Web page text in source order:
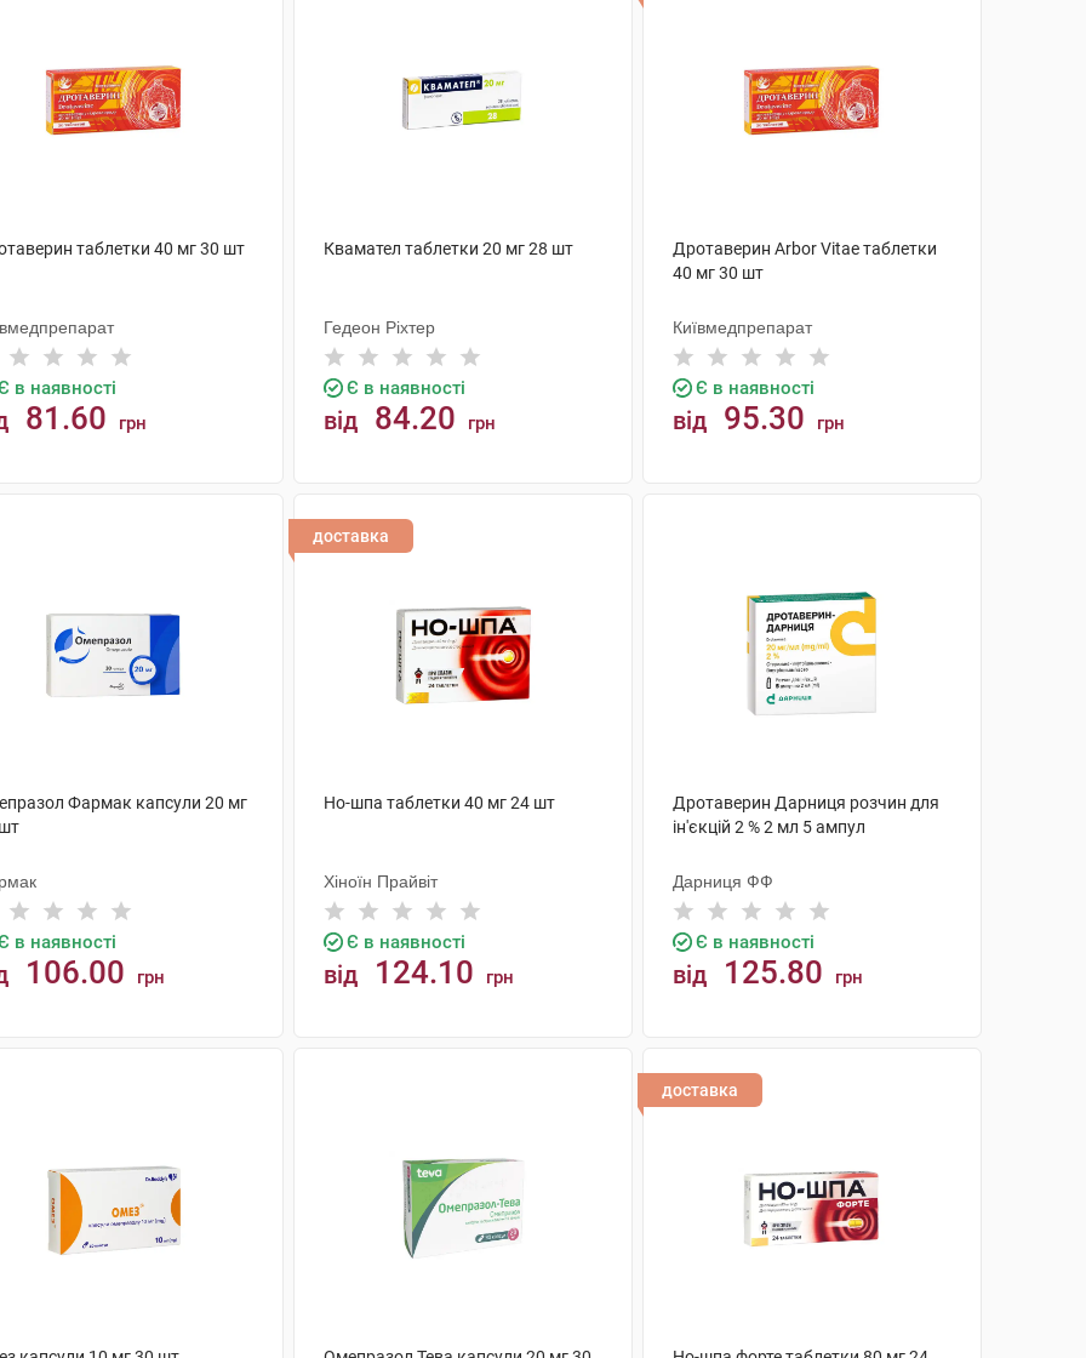
таблетки 40 мг 30 шт
в наявності
81.60 грн
Квамател таблетки 20 мг 28 шт
Гедеон Ріхтер
Є в наявності
від 84.20 грн
Дротаверин Arbor Vitae таблетки
40 мг 30 шт
Київмедпрепарат
Є в наявності
від 95.30 грн
Фармак капсули 20 мг
в наявності
106.00 грн
доставка
Но-шпа таблетки 40 мг 24 шт
Хіноїн Прайвіт
Є в наявності
від 124.10 грн
Дротаверин Дарниця розчин для
ін'єкцій 2 % 2 мл 5 ампул
Дарниця ФФ
Є в наявності
від 125.80 грн
доставка